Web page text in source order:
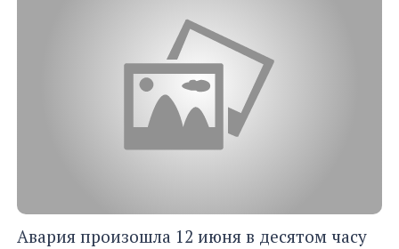
Авария произошла 12 июня в десятом часу